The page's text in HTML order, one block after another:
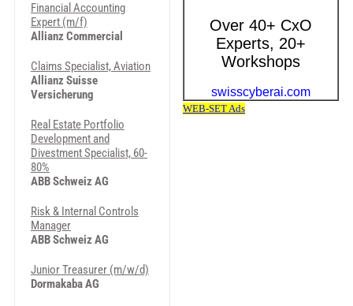
Financial Accounting
Expert (m/f)
Allianz Commercial
Claims Specialist, Aviation
Allianz Suisse
Versicherung
Real Estate Portfolio
Development and
Divestment Specialist, 60-
80%
ABB Schweiz AG
Risk & Internal Controls
Manager
ABB Schweiz AG
Junior Treasurer (m/w/d)
Dormakaba AG